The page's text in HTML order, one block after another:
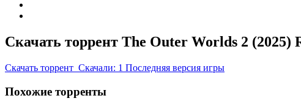
Скачать торрент The Outer Worlds 2 (2025)
Скачать торрент Скачали: 1 Последняя версия игры
Похожие торренты